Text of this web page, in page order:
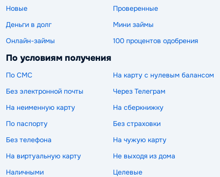
Новые
Проверенные
Деньги в долг
Мини займы
Онлайн-займы
100 процентов одобрения
По условиям получения
По СМС
На карту с нулевым балансом
Без электронной почты
Через Телеграм
На неименную карту
На сберкнижку
По паспорту
Без страховки
Без телефона
На чужую карту
На виртуальную карту
Не выходя из дома
Наличными
Целевые